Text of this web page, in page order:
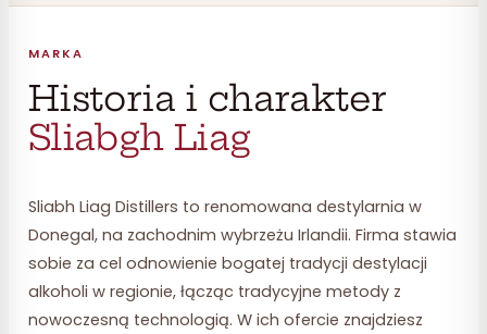
MARKA
Historia i charakter
Sliabgh Liag
Sliabh Liag Distillers to renomowana destylarnia w
Donegal, na zachodnim wybrzeżu Irlandii. Firma stawia
sobie za cel odnowienie bogatej tradycji destylacji
alkoholi w regionie, łącząc tradycyjne metody z
nowoczesną technologią. W ich ofercie znajdziesz